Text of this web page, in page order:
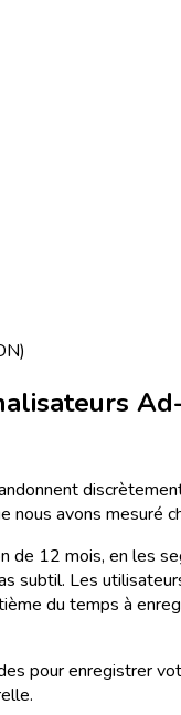
avons
12 mois, en les
subtil. Les
du temps à
pour enregistrer